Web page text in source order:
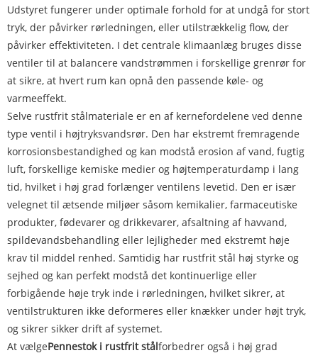
Udstyret fungerer under optimale forhold for at undgå for stort
tryk, der påvirker rørledningen, eller utilstrækkelig flow, der
påvirker effektiviteten. I det centrale klimaanlæg bruges disse
ventiler til at balancere vandstrømmen i forskellige grenrør for
at sikre, at hvert rum kan opnå den passende køle- og
varmeeffekt.
Selve rustfrit stålmateriale er en af ​​kernefordelene ved denne
type ventil i højtryksvandsrør. Den har ekstremt fremragende
korrosionsbestandighed og kan modstå erosion af vand, fugtig
luft, forskellige kemiske medier og højtemperaturdamp i lang
tid, hvilket i høj grad forlænger ventilens levetid. Den er især
velegnet til ætsende miljøer såsom kemikalier, farmaceutiske
produkter, fødevarer og drikkevarer, afsaltning af havvand,
spildevandsbehandling eller lejligheder med ekstremt høje
krav til middel renhed. Samtidig har rustfrit stål høj styrke og
sejhed og kan perfekt modstå det kontinuerlige eller
forbigående høje tryk inde i rørledningen, hvilket sikrer, at
ventilstrukturen ikke deformeres eller knækker under højt tryk,
og sikrer sikker drift af systemet.
At vælgePennestok i rustfrit stålforbedrer også i høj grad